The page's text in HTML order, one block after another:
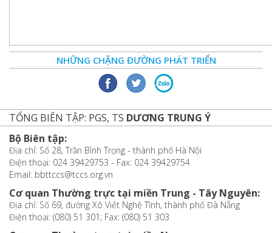
NHỮNG CHẶNG ĐƯỜNG PHÁT TRIỂN
TỔNG BIÊN TẬP: PGS, TS DƯƠNG TRUNG Ý
Bộ Biên tập:
Địa chỉ: Số 28, Trần Bình Trọng - thành phố Hà Nội
Điện thoại: 024 39429753 - Fax: 024 39429754
Email: bbttccs@tccs.org.vn
Cơ quan Thường trực tại miền Trung - Tây Nguyên:
Địa chỉ: Số 69, đường Xô Viết Nghệ Tĩnh, thành phố Đà Nẵng
Điện thoại: (080) 51 301; Fax: (080) 51 303